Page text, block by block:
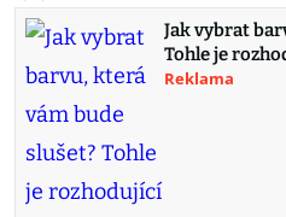
Jak vybrat
Tohle je
Reklama